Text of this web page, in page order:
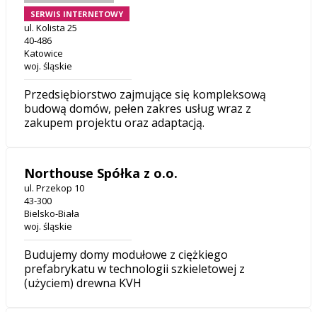
SERWIS INTERNETOWY
ul. Kolista 25
40-486
Katowice
woj. śląskie
Przedsiębiorstwo zajmujące się kompleksową
budową domów, pełen zakres usług wraz z
zakupem projektu oraz adaptacją.
Northouse Spółka z o.o.
ul. Przekop 10
43-300
Bielsko-Biała
woj. śląskie
Budujemy domy modułowe z ciężkiego
prefabrykatu w technologii szkieletowej z
(użyciem) drewna KVH